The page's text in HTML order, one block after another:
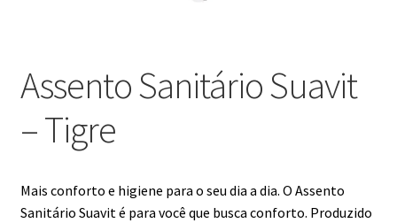
Assento Sanitário Suavit
– Tigre
Mais conforto e higiene para o seu dia a dia. O Assento
Sanitário Suavit é para você que busca conforto. Produzido